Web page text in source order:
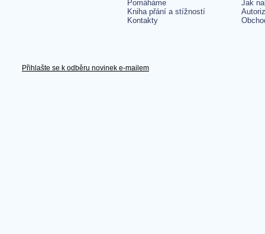
Pomáháme
Kniha přání a stížností
Kontakty
Jak
Přihlašte se k odběru novinek e-mailem